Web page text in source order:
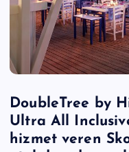
DoubleTree by
Ultra All
hizmet veren